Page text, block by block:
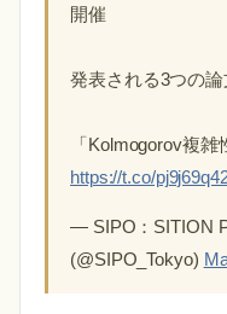
開催
発表される3つの論
「Kolmogorov複
https://t.co/
— SIPO：SITION
(@SIPO_Tokyo)